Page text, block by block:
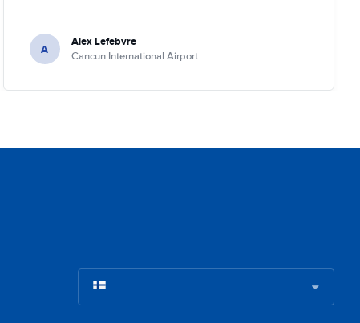
A Alex Lefebvre
Cancun International Airport